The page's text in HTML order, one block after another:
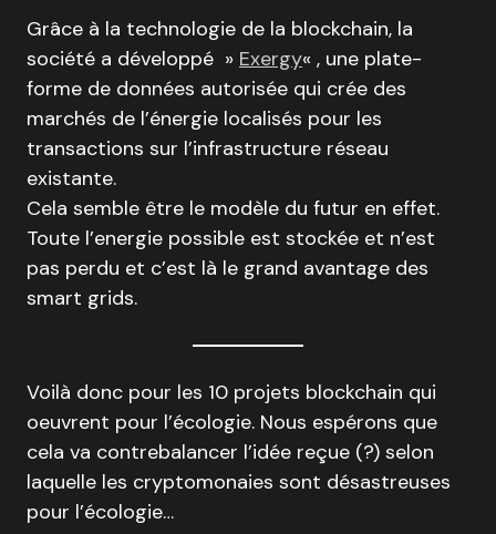
Grâce à la technologie de la blockchain, la
société a développé » Exergy« , une plate-
forme de données autorisée qui crée des
marchés de l’énergie localisés pour les
transactions sur l’infrastructure réseau
existante.
Cela semble être le modèle du futur en effet.
Toute l’energie possible est stockée et n’est
pas perdu et c’est là le grand avantage des
smart grids.
Voilà donc pour les 10 projets blockchain qui
oeuvrent pour l’écologie. Nous espérons que
cela va contrebalancer l’idée reçue (?) selon
laquelle les cryptomonaies sont désastreuses
pour l’écologie…